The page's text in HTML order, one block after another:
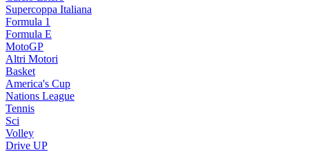
Supercoppa Italiana
Formula 1
Formula E
MotoGP
Altri Motori
Basket
America's Cup
Nations League
Tennis
Sci
Volley
Drive UP